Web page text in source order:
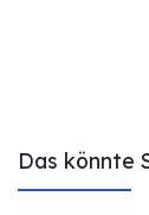
Das könnte